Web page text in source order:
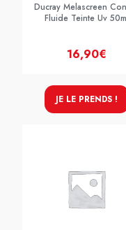
Ducray Melascreen
Fluide Teinte Uv
16,90€
JE LE PRENDS !